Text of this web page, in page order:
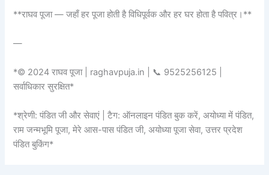
**राघव पूजा — जहाँ हर पूजा होती है विधिपूर्वक और हर घर होता है पवित्र।**
—
*© 2024 राघव पूजा | raghavpuja.in | 📞 9525256125 |
सर्वाधिकार सुरक्षित*
*श्रेणी: पंडित जी और सेवाएं | टैग: ऑनलाइन पंडित बुक करें, अयोध्या में पंडित,
राम जन्मभूमि पूजा, मेरे आस-पास पंडित जी, अयोध्या पूजा सेवा, उत्तर प्रदेश
पंडित बुकिंग*